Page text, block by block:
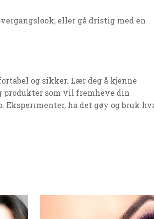
eller gå dristig med en
og sikker. Lær deg å kjenne
produkter som vil fremheve din
ha det gøy og bruk